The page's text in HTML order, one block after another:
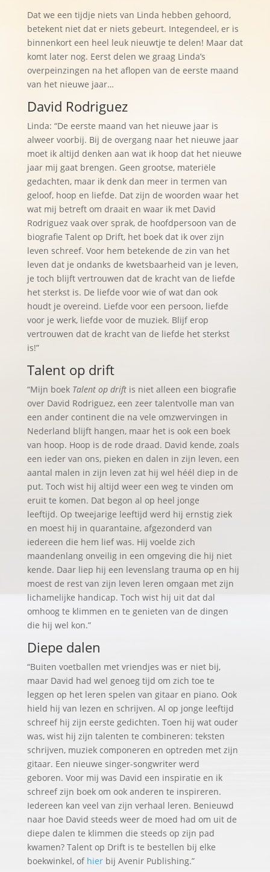
Dat we een tijdje niets van Linda hebben gehoord,
betekent niet dat er niets gebeurt. Integendeel, er is
binnenkort een heel leuk nieuwtje te delen! Maar dat
komt later nog. Eerst delen we graag Linda’s
overpeinzingen na het aflopen van de eerste maand
van het nieuwe jaar…
David Rodriguez
Linda: “De eerste maand van het nieuwe jaar is
alweer voorbij. Bij de overgang naar het nieuwe jaar
moet ik altijd denken aan wat ik hoop dat het nieuwe
jaar mij gaat brengen. Geen grootse, materiële
gedachten, maar ik denk dan meer in termen van
geloof, hoop en liefde. Dat zijn de woorden waar het
wat mij betreft om draait en waar ik met David
Rodriguez vaak over sprak, de hoofdpersoon van de
biografie Talent op Drift, het boek dat ik over zijn
leven schreef. Voor hem betekende de zin van het
leven dat je ondanks de kwetsbaarheid van je leven,
je toch blijft vertrouwen dat de kracht van de liefde
het sterkst is. De liefde voor wie of wat dan ook
houdt je overeind. Liefde voor een persoon, liefde
voor je werk, liefde voor de muziek. Blijf erop
vertrouwen dat de kracht van de liefde het sterkst
is!”
Talent op drift
“Mijn boek Talent op driftis niet alleen een biografie
over David Rodriguez, een zeer talentvolle man van
een ander continent die na vele omzwervingen in
Nederland blijft hangen, maar het is ook een boek
van hoop. Hoop is de rode draad. David kende, zoals
een ieder van ons, pieken en dalen in zijn leven, een
aantal malen in zijn leven zat hij wel héél diep in de
put. Toch wist hij altijd weer een weg te vinden om
eruit te komen. Dat begon al op heel jonge
leeftijd. Op tweejarige leeftijd werd hij ernstig ziek
en moest hij in quarantaine, afgezonderd van
iedereen die hem lief was. Hij voelde zich
maandenlang onveilig in een omgeving die hij niet
kende. Daar liep hij een levenslang trauma op en hij
moest de rest van zijn leven leren omgaan met zijn
lichamelijke handicap. Toch wist hij uit dat dal
omhoog te klimmen en te genieten van de dingen
die hij wel kon.”
Diepe dalen
“Buiten voetballen met vriendjes was er niet bij,
maar David had wel genoeg tijd om zich toe te
leggen op het leren spelen van gitaar en piano. Ook
hield hij van lezen en schrijven. Al op jonge leeftijd
schreef hij zijn eerste gedichten. Toen hij wat ouder
was, wist hij zijn talenten te combineren: teksten
schrijven, muziek componeren en optreden met zijn
gitaar. Een nieuwe singer-songwriter werd
geboren. Voor mij was David een inspiratie en ik
schreef zijn boek om ook anderen te inspireren.
Iedereen kan veel van zijn verhaal leren. Benieuwd
naar hoe David steeds weer de moed had om uit de
diepe dalen te klimmen die steeds op zijn pad
kwamen? Talent op Drift is te bestellen bij elke
boekwinkel, of hierbij Avenir Publishing.”